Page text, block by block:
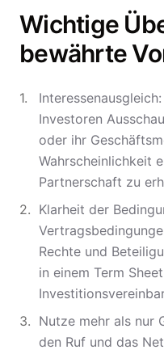
Wichtige
bewährte
Investoren
oder ihr
Wahrscheinlichkeit
Partnerschaft zu
Klarheit der
Rechte und
in einem Term
Nutze mehr als nur
den Ruf und das